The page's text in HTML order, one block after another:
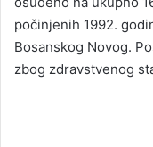
počinjenih 1992.
Bosanskog Novog.
zbog zdravstvenog